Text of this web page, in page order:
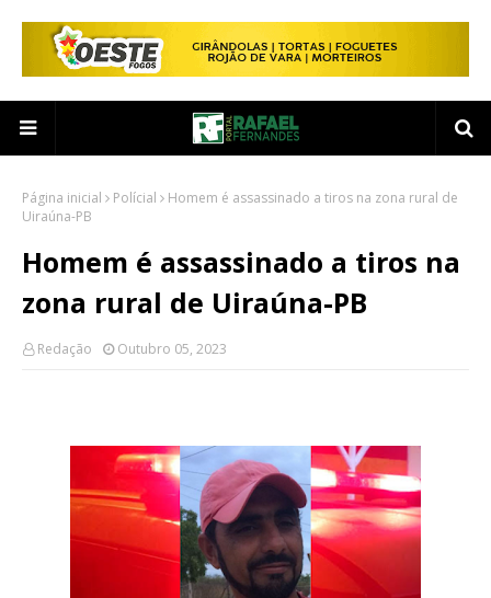
Página inicial Polícial
Homem é assassinado a tiros na zona rural de
Uiraúna-PB
Homem é assassinado a tiros na
zona rural de Uiraúna-PB
Redação Outubro 05, 2023